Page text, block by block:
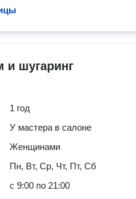
и шугаринг
1 год
У мастера в салоне
Женщинами
Пн, Вт, Ср, Чт, Пт, Сб
с 9:00 по 21:00